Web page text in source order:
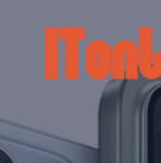
springen